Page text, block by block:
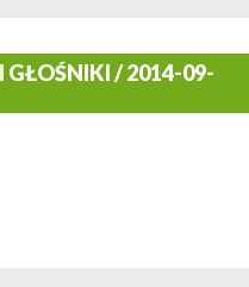
GŁOŚNIKI / 2014-09-